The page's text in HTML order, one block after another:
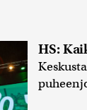
HS: